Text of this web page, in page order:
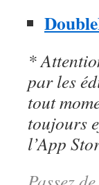
*
par les
tout
toujours
l’App